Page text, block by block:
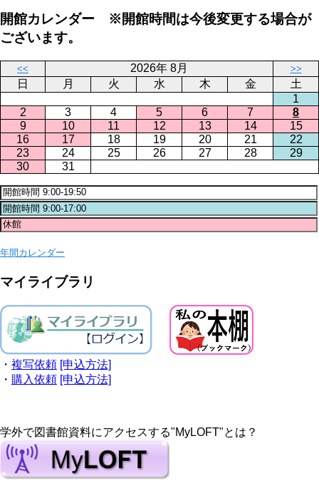
開館カレンダー ※開館時間は今後変更する場合が
ございます。
<< 2026年 8月 >>
日 月 火 水 木 金
土
1
2
3 4 5 6 7
8
9
10 11 12 13 14
15
16
17 18 19 20 21
22
23
24 25 26 27 28
29
30
31
年間カレンダー
マイライブラリ
・ 複写依頼 [申込方法]
・ 購入依頼 [申込方法]
学外で図書館資料にアクセスする"MyLOFT"とは？